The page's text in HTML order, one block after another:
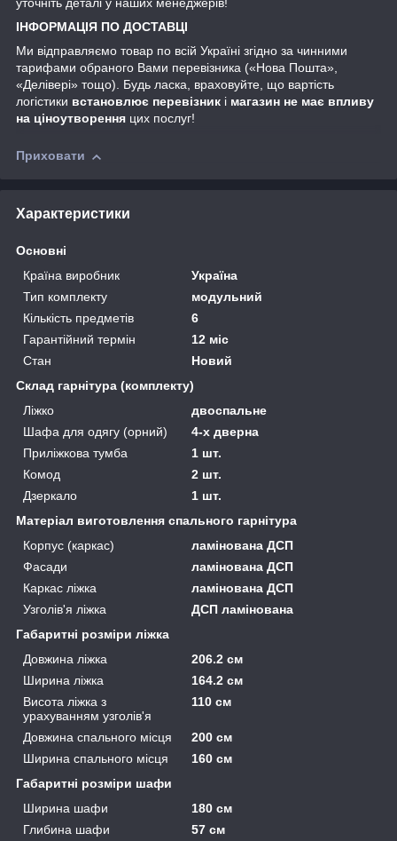
уточніть деталі у наших менеджерів!
ІНФОРМАЦІЯ ПО ДОСТАВЦІ
Ми відправляємо товар по всій Україні згідно за чинними
тарифами обраного Вами перевізника («Нова Пошта»,
«Делівері» тощо). Будь ласка, враховуйте, що вартість
логістики встановлює перевізник і магазин не має впливу
на ціноутворення цих послуг!
Приховати
Характеристики
Основні
Країна виробник
Україна
Тип комплекту
модульний
Кількість предметів
6
Гарантійний термін
12 міс
Стан
Новий
Склад гарнітура (комплекту)
Ліжко
двоспальне
Шафа для одягу (орний)
4-х дверна
Приліжкова тумба
1 шт.
Комод
2 шт.
Дзеркало
1 шт.
Матеріал виготовлення спального гарнітура
Корпус (каркас)
ламінована ДСП
Фасади
ламінована ДСП
Каркас ліжка
ламінована ДСП
Узголів'я ліжка
ДСП ламінована
Габаритні розміри ліжка
Довжина ліжка
206.2 см
Ширина ліжка
164.2 см
Висота ліжка з
урахуванням узголів'я
110 см
Довжина спального місця
200 см
Ширина спального місця
160 см
Габаритні розміри шафи
Ширина шафи
180 см
Глибина шафи
57 см